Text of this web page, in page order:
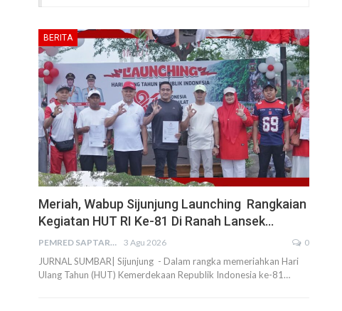
BERITA
Meriah, Wabup Sijunjung Launching Rangkaian
Kegiatan HUT RI Ke-81 Di Ranah Lansek…
PEMRED SAPTARIUS 3 Agu 2026 0
JURNAL SUMBAR| Sijunjung - Dalam rangka memeriahkan Hari
Ulang Tahun (HUT) Kemerdekaan Republik Indonesia ke-81…